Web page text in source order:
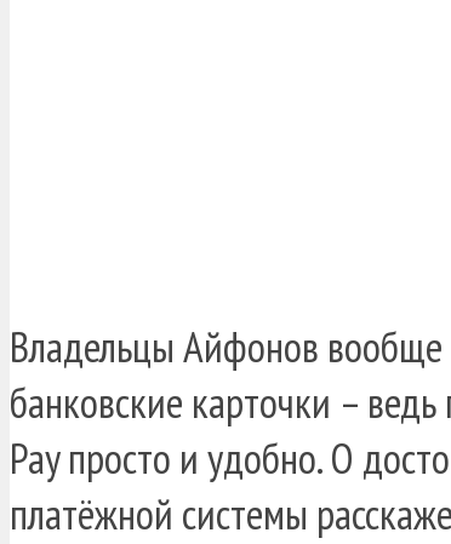
Владельцы Айфонов вообще
банковские карточки –
Pay просто и удобно. О
платёжной системы